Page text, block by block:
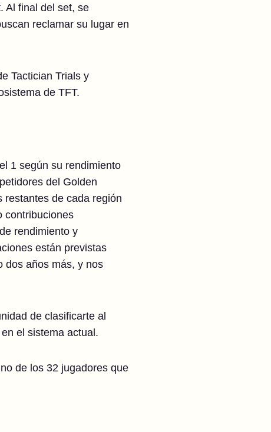
Al final del set, se
reclamar su lugar en
Tactician Trials y
de TFT.
1 según su rendimiento
del Golden
restantes de cada región
contribuciones
rendimiento y
están previstas
dos años más, y nos
de clasificarte al
el sistema actual.
de los 32 jugadores que